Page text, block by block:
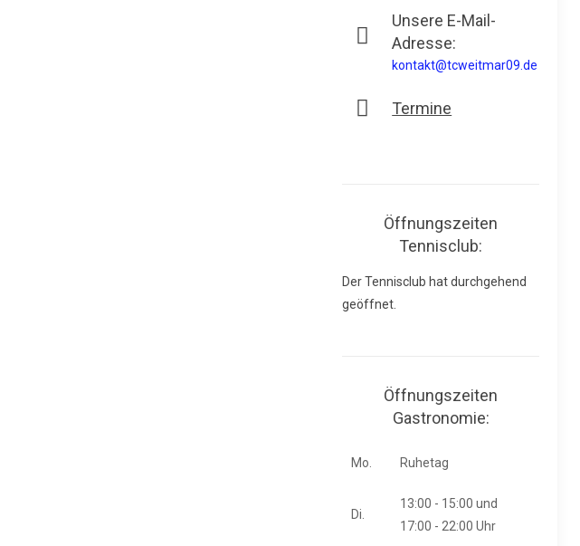
Unsere E-Mail-
Adresse:
kontakt@tcweitmar09.de
Termine
Öffnungszeiten
Tennisclub:
Der Tennisclub hat durchgehend
geöffnet.
Öffnungszeiten
Gastronomie:
Mo. Ruhetag
Di.
13:00 - 15:00 und
17:00 - 22:00 Uhr